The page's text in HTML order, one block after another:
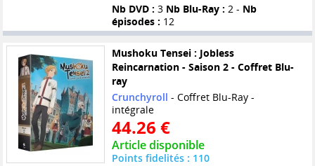
Nb DVD : 3 Nb Blu-Ray : 2 - Nb
épisodes : 12
Mushoku Tensei : Jobless
Reincarnation - Saison 2 - Coffret Blu-
ray
Crunchyroll - Coffret Blu-Ray -
intégrale
44.26 €
Article disponible
Points fidelités : 110